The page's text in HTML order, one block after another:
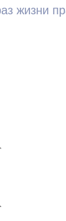
жизни